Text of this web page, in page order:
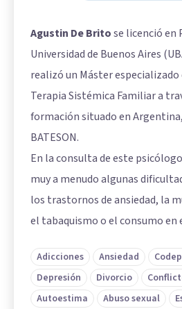
Agustin De Britose licenció en
Universidad de Buenos Aires
realizó un Máster especializado
Terapia Sistémica Familiar a
formación situado en
BATESON.
En la consulta de este
muy a menudo algunas
los trastornos de ansiedad, la
el tabaquismo o el consumo en
Adicciones Ansiedad
Depresión
Divorcio
Autoestima
Abuso sexual